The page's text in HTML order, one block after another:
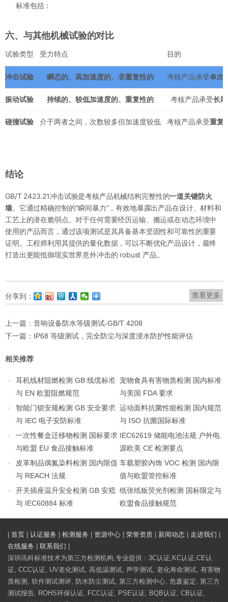
标准包括：
六、与其他机械试验的对比
试验类型 受力特点 目的
冲击试验 瞬态的、高加速度的、非重复性的 考核产品承受单次
振动试验 持续的、较低加速度的、重复性的 考核产品承受长期
碰撞试验 介于两者之间，次数较多但加速度较低 考核产品承受重复
结论
GB/T 2423.21冲击试验是考核产品机械结构完整性的一道关键防火
墙。它通过精确控制的“瞬间暴力”，有效地暴露出产品在设计、材料和
工艺上的潜在脆弱点。对于任何需要经历运输、搬运或在动态环境中
使用的产品而言，通过该项测试是其具备基本坚固性和可靠性的重要
证明。工程师利用其提供的量化数据，可以不断优化产品设计，最终
打造出更能抵御现实世界意外冲击的 robust 产品。
查看更多
分享到：
上一篇： 音响设备防水等级测试-GB/T 4208
下一篇： IP68 等级测试，完全防尘与深度浸水防护性能评估
相关推荐
耳机线材阻燃检测 GB 线缆标准
与 EN 欧盟阻燃规范
宠物食具有害物质检测 国内标准
与美国 FDA 要求
智能门锁安规检测 GB 安全要求
与 IEC 电子安防标准
运动面料抗菌性能检测 国内规范
与 ISO 抗菌国际标准
一次性餐盒迁移物检测 国标要求
与欧盟 EU 食品接触标准
IEC62619 储能电池法规 户外电
源欧美 CE 检测要点
皮革制品偶氮染料检测 国内限值
与 REACH 法规
车载塑胶内饰 VOC 检测 国内限
值与欧盟管控标准
开关插座温升安全检测 GB 安规
与 IEC60884 标准
纸张纸板荧光剂检测 国标限定与
欧盟食品接触规范
首页 认证服务 检测服务 资源中心 荣誉资质 新闻动态 走进我们
在线服务
联系我们
深圳讯科标准技术为第三方检测机构,专业提供：3C认证,KC认证,CE认
证, CCC认证, UV老化测试, 高低温测试, 声学测试, 老化寿命测试, 有害物
质检测, 软件测试测评, 防水防尘测试, 第三方检测中心, 危废鉴定, 第三方
测试报告, ROHS环保认证, FCC认证, PSE认证, BQB认证, CB认证,